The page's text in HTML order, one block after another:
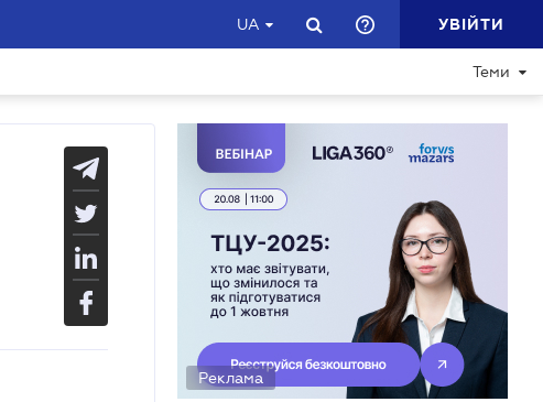
UA УВІЙТИ
Теми
Реклама